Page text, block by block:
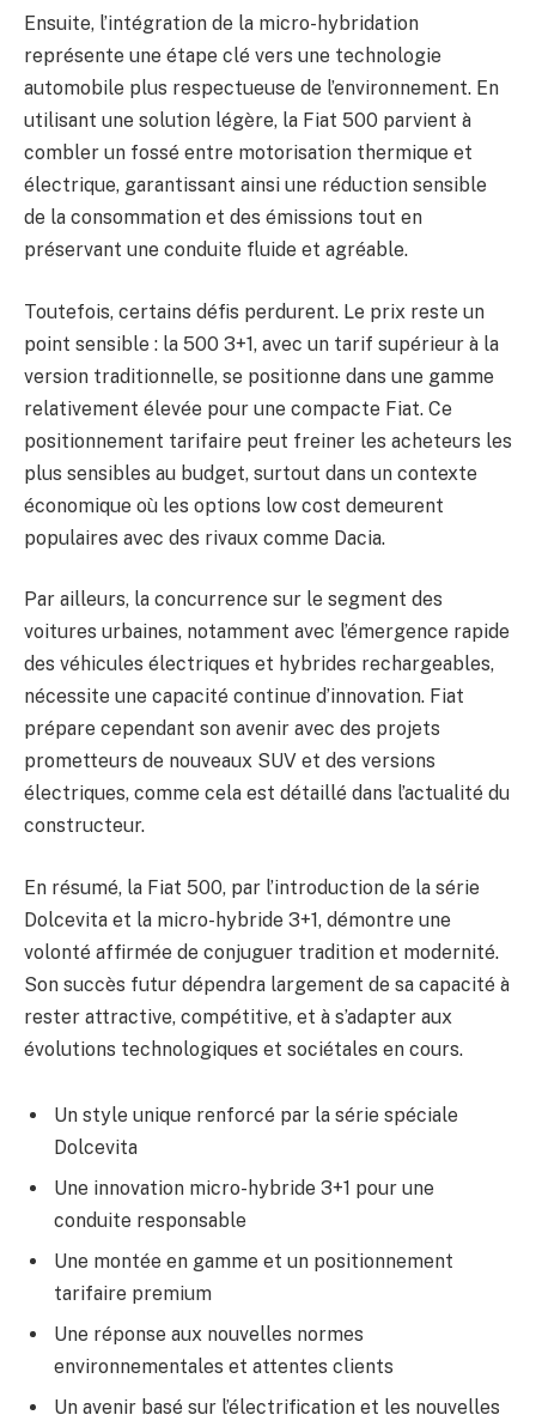
Ensuite, l’intégration de la micro-hybridation
représente une étape clé vers une technologie
automobile plus respectueuse de l’environnement. En
utilisant une solution légère, la Fiat 500 parvient à
combler un fossé entre motorisation thermique et
électrique, garantissant ainsi une réduction sensible
de la consommation et des émissions tout en
préservant une conduite fluide et agréable.
Toutefois, certains défis perdurent. Le prix reste un
point sensible : la 500 3+1, avec un tarif supérieur à la
version traditionnelle, se positionne dans une gamme
relativement élevée pour une compacte Fiat. Ce
positionnement tarifaire peut freiner les acheteurs les
plus sensibles au budget, surtout dans un contexte
économique où les options low cost demeurent
populaires avec des rivaux comme Dacia.
Par ailleurs, la concurrence sur le segment des
voitures urbaines, notamment avec l’émergence rapide
des véhicules électriques et hybrides rechargeables,
nécessite une capacité continue d’innovation. Fiat
prépare cependant son avenir avec des projets
prometteurs de nouveaux SUV et des versions
électriques, comme cela est détaillé dans l’actualité du
constructeur.
En résumé, la Fiat 500, par l’introduction de la série
Dolcevita et la micro-hybride 3+1, démontre une
volonté affirmée de conjuguer tradition et modernité.
Son succès futur dépendra largement de sa capacité à
rester attractive, compétitive, et à s’adapter aux
évolutions technologiques et sociétales en cours.
Un style unique renforcé par la série spéciale
Dolcevita
Une innovation micro-hybride 3+1 pour une
conduite responsable
Une montée en gamme et un positionnement
tarifaire premium
Une réponse aux nouvelles normes
environnementales et attentes clients
Un avenir basé sur l’électrification et les nouvelles